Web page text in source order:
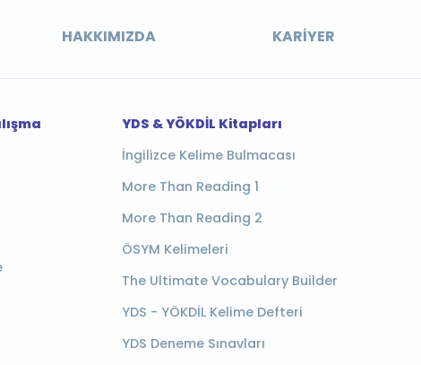
HAKKIMIZDA KARIYER
YDS & YÖKDİL Kitapları
İngilizce Kelime Bulmacası
More Than Reading 1
More Than Reading 2
ÖSYM Kelimeleri
The Ultimate Vocabulary Builder
YDS - YÖKDİL Kelime Defteri
YDS Deneme Sınavları